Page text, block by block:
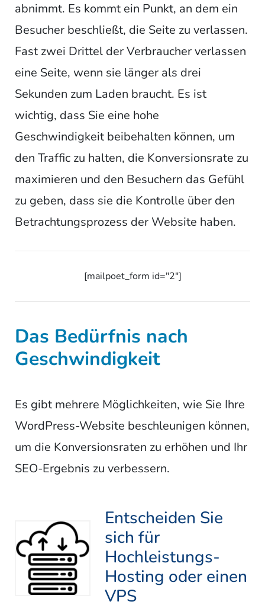
abnimmt. Es kommt ein Punkt, an dem ein
Besucher beschließt, die Seite zu verlassen.
Fast zwei Drittel der Verbraucher verlassen
eine Seite, wenn sie länger als drei
Sekunden zum Laden braucht. Es ist
wichtig, dass Sie eine hohe
Geschwindigkeit beibehalten können, um
den Traffic zu halten, die Konversionsrate zu
maximieren und den Besuchern das Gefühl
zu geben, dass sie die Kontrolle über den
Betrachtungsprozess der Website haben.
[mailpoet_form id="2″]
Das Bedürfnis nach
Geschwindigkeit
Es gibt mehrere Möglichkeiten, wie Sie Ihre
WordPress-Website beschleunigen können,
um die Konversionsraten zu erhöhen und Ihr
SEO-Ergebnis zu verbessern.
Entscheiden Sie
sich für
Hochleistungs-
Hosting oder einen
VPS